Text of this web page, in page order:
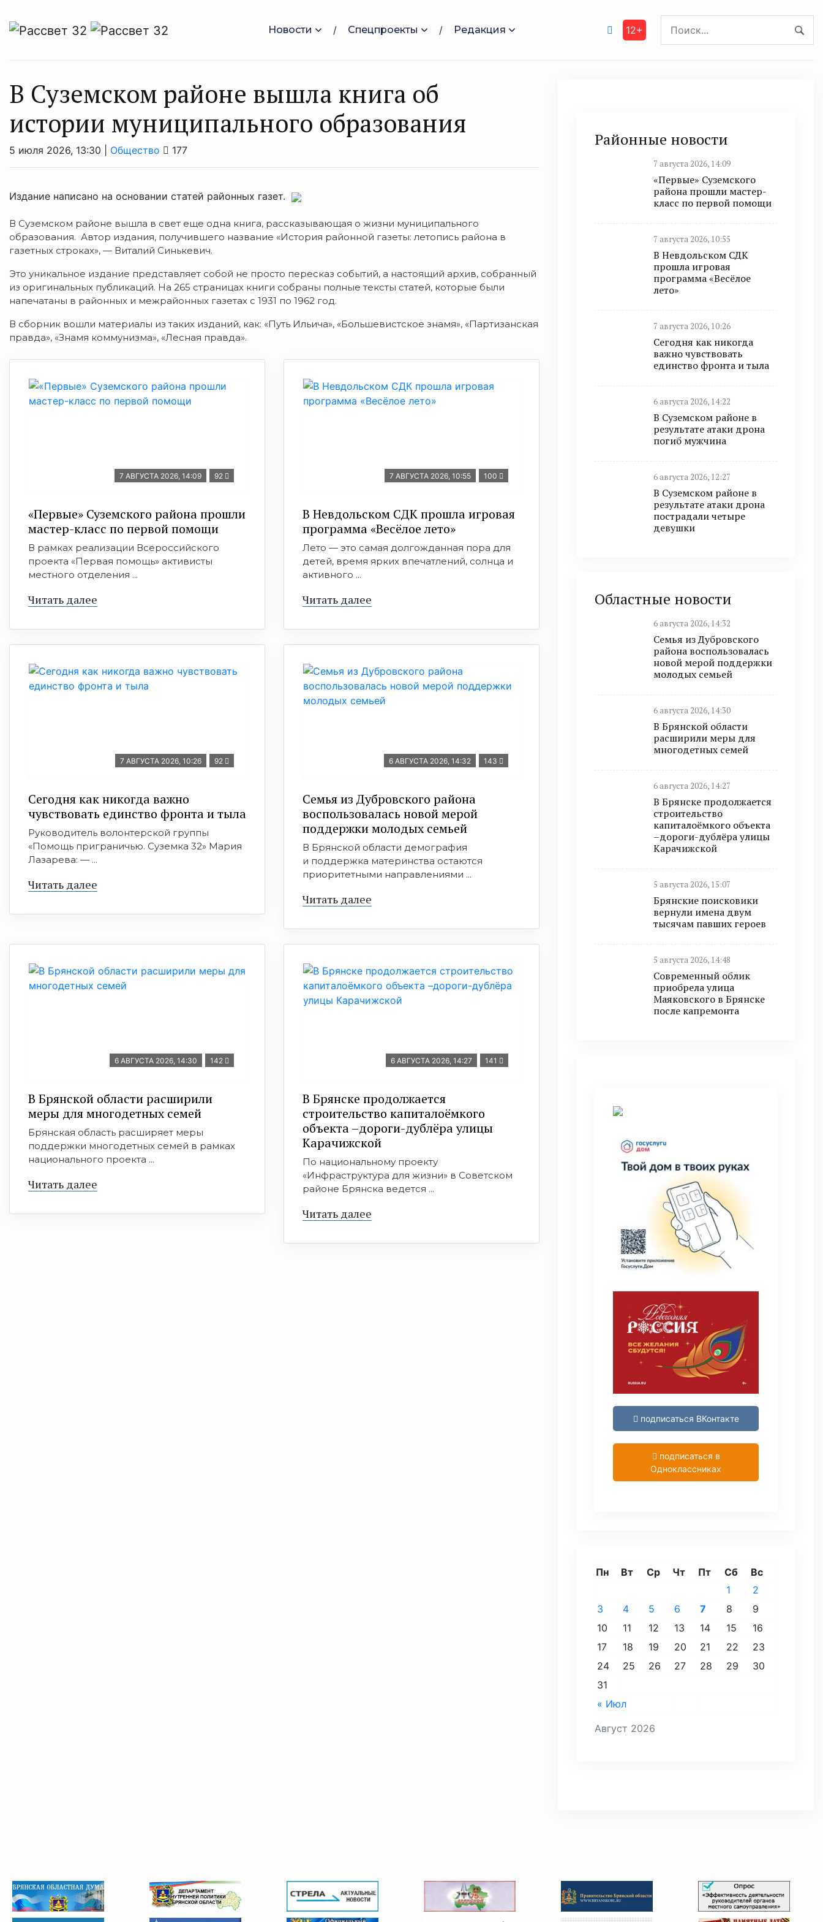
Новости Спецпроекты Редакция 12+
В Суземском районе вышла книга об
истории муниципального образования
5 июля 2026, 13:30 | Общество 177
Издание написано на основании статей районных газет.
В Суземском районе вышла в свет еще одна книга, рассказывающая о жизни муниципального
образования. Автор издания, получившего название «История районной газеты: летопись района в
газетных строках», — Виталий Синькевич.
Это уникальное издание представляет собой не просто пересказ событий, а настоящий архив, собранный
из оригинальных публикаций. На 265 страницах книги собраны полные тексты статей, которые были
напечатаны в районных и межрайонных газетах с 1931 по 1962 год.
В сборник вошли материалы из таких изданий, как: «Путь Ильича», «Большевистское знамя», «Партизанская
правда», «Знамя коммунизма», «Лесная правда».
7 АВГУСТА 2026, 14:09 92
«Первые» Суземского района прошли
мастер-класс по первой помощи
В рамках реализации Всероссийского
проекта «Первая помощь» активисты
местного отделения ...
Читать далее
7 АВГУСТА 2026, 10:55 100
В Невдольском СДК прошла игровая
программа «Весёлое лето»
Лето — это самая долгожданная пора для
детей, время ярких впечатлений, солнца и
активного ...
Читать далее
7 АВГУСТА 2026, 10:26 92
Сегодня как никогда важно
чувствовать единство фронта и тыла
Руководитель волонтерской группы
«Помощь приграничью. Суземка 32» Мария
Лазарева: — ...
Читать далее
6 АВГУСТА 2026, 14:32 143
Семья из Дубровского района
воспользовалась новой мерой
поддержки молодых семьей
В Брянской области демография
и поддержка материнства остаются
приоритетными направлениями ...
Читать далее
6 АВГУСТА 2026, 14:30 142
В Брянской области расширили
меры для многодетных семей
Брянская область расширяет меры
поддержки многодетных семей в рамках
национального проекта ...
Читать далее
6 АВГУСТА 2026, 14:27 141
В Брянске продолжается
строительство капиталоёмкого
объекта –дороги-дублёра улицы
Карачижской
По национальному проекту
«Инфраструктура для жизни» в Советском
районе Брянска ведется ...
Читать далее
Районные новости
7 августа 2026, 14:09
«Первые» Суземского
района прошли мастер-
класс по первой помощи
7 августа 2026, 10:55
В Невдольском СДК
прошла игровая
программа «Весёлое
лето»
7 августа 2026, 10:26
Сегодня как никогда
важно чувствовать
единство фронта и тыла
6 августа 2026, 14:22
В Суземском районе в
результате атаки дрона
погиб мужчина
6 августа 2026, 12:27
В Суземском районе в
результате атаки дрона
пострадали четыре
девушки
Областные новости
6 августа 2026, 14:32
Семья из Дубровского
района воспользовалась
новой мерой поддержки
молодых семьей
6 августа 2026, 14:30
В Брянской области
расширили меры для
многодетных семей
6 августа 2026, 14:27
В Брянске продолжается
строительство
капиталоёмкого объекта
–дороги-дублёра улицы
Карачижской
5 августа 2026, 15:07
Брянские поисковики
вернули имена двум
тысячам павших героев
5 августа 2026, 14:48
Современный облик
приобрела улица
Маяковского в Брянске
после капремонта
подписаться ВКонтакте
подписаться в
Одноклассниках
Август 2026
Пн Вт Ср Чт Пт Сб Вс
« Июл
1
2
3
4 5 6 7 8
9
10
11 12 13 14 15
16
17
18 19 20 21 22
23
24
25 26 27 28 29
30
31